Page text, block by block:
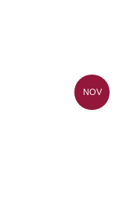
NOV